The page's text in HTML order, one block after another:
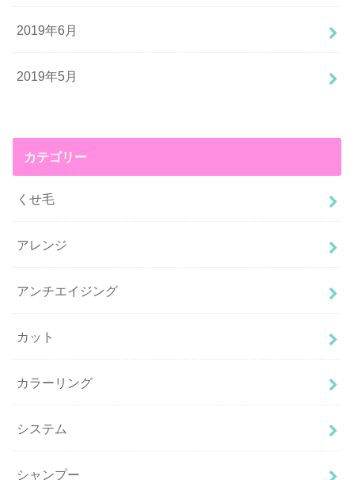
2019年6月
2019年5月
カテゴリー
くせ毛
アレンジ
アンチエイジング
カット
カラーリング
システム
シャンプー